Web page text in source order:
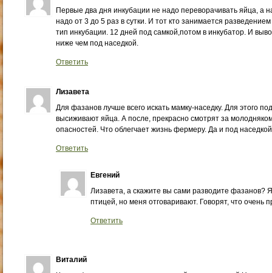
Первые два дня инкубации не надо переворачивать яйца, а
надо от 3 до 5 раз в сутки. И тот кто занимается
тип инкубации. 12 дней под самкой,потом в инкубатор. И
ниже чем под наседкой.
Ответить
Лизавета
Для фазанов лучше всего искать мамку-наседку. Для этого
высиживают яйца. А после, прекрасно смотрят за
опасностей. Что облегчает жизнь фермеру. Да и под
Ответить
Евгений
Лизавета, а скажите вы сами разводите фазанов?
птицей, но меня отговаривают. Говорят, что очень
Ответить
Виталий